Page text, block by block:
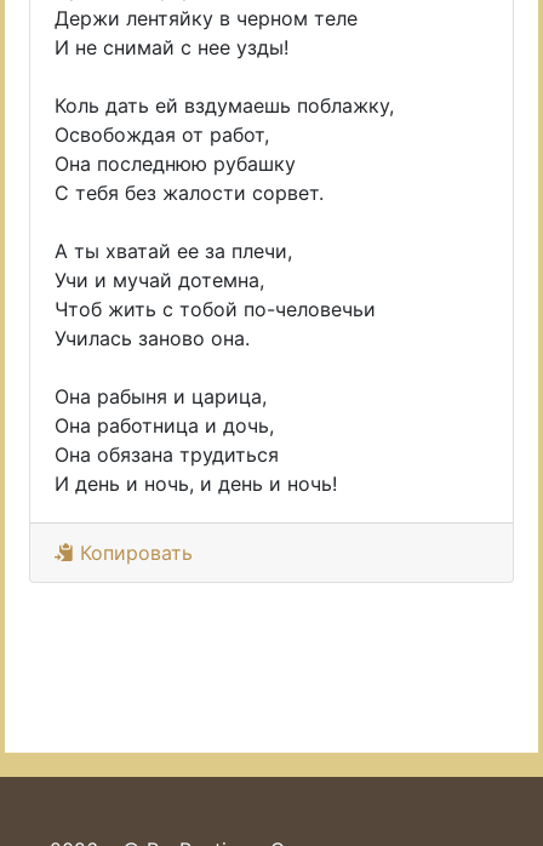
Держи лентяйку в черном теле
И не снимай с нее узды!
Коль дать ей вздумаешь поблажку,
Освобождая от работ,
Она последнюю рубашку
С тебя без жалости сорвет.
А ты хватай ее за плечи,
Учи и мучай дотемна,
Чтоб жить с тобой по-человечьи
Училась заново она.
Она рабыня и царица,
Она работница и дочь,
Она обязана трудиться
И день и ночь, и день и ночь!
Копировать